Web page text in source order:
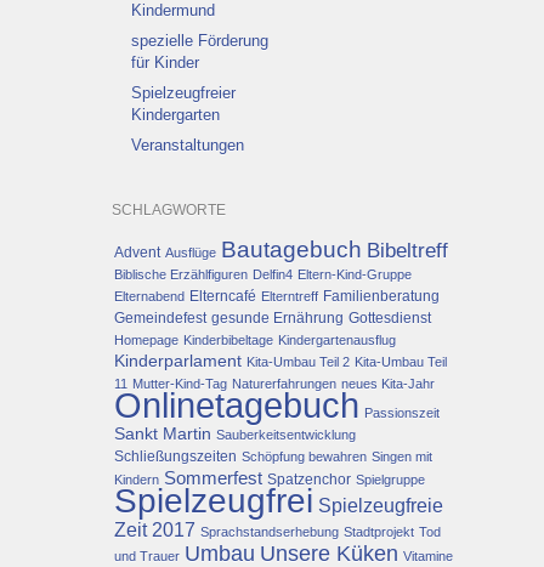
Kindermund
spezielle Förderung
für Kinder
Spielzeugfreier
Kindergarten
Veranstaltungen
SCHLAGWORTE
Advent Ausflüge Bautagebuch Bibeltreff
Biblische Erzählfiguren Delfin4 Eltern-Kind-Gruppe
Elternabend Elterncafé Elterntreff Familienberatung
Gemeindefest gesunde Ernährung Gottesdienst
Homepage Kinderbibeltage Kindergartenausflug
Kinderparlament Kita-Umbau Teil 2 Kita-Umbau Teil
11 Mutter-Kind-Tag Naturerfahrungen neues Kita-Jahr
Onlinetagebuch Passionszeit
Sankt Martin Sauberkeitsentwicklung
Schließungszeiten Schöpfung bewahren Singen mit
Kindern Sommerfest Spatzenchor Spielgruppe
Spielzeugfrei Spielzeugfreie
Zeit 2017 Sprachstandserhebung Stadtprojekt Tod
und Trauer Umbau Unsere Küken Vitamine